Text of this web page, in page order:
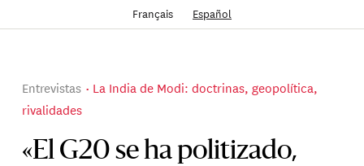
Français Español
«El G20 se ha politizado,
Entrevistas
La India de Modi: doctrinas, geopolítica,
rivalidades